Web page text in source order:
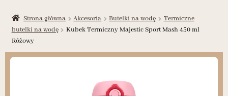
Strona główna Akcesoria Butelki na wodę
Termiczne
butelki na wodę
Kubek Termiczny Majestic Sport Mash 450 ml
Różowy